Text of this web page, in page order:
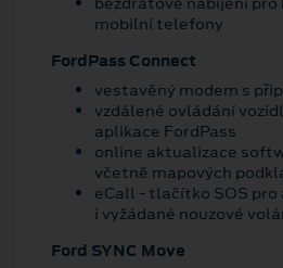
mobilní telefony
FordPass Connect
vestavěný modem s
vzdálené ovládání
aplikace FordPass
online aktualizace
včetně mapových
eCall - tlačítko SOS
i vyžádané nouzové
Ford SYNC Move